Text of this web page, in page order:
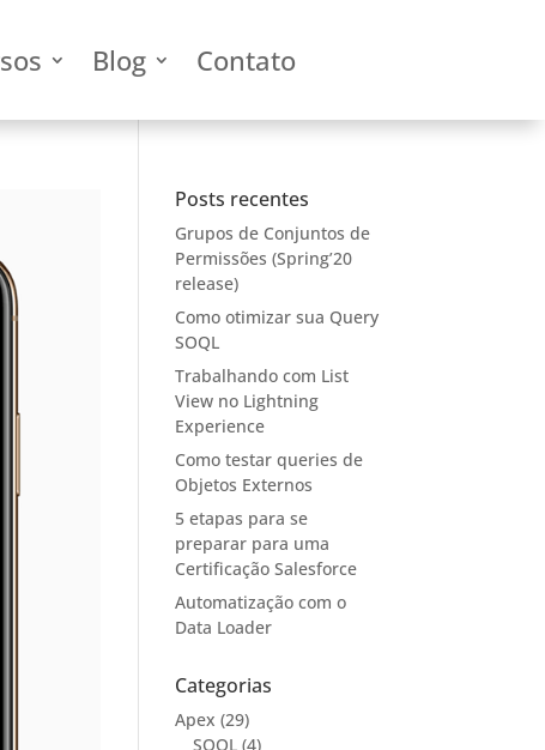
Blog Contato
Posts recentes
Grupos de Conjuntos de
Permissões (Spring’20
release)
Como otimizar sua Query
SOQL
Trabalhando com List
View no Lightning
Experience
Como testar queries de
Objetos Externos
5 etapas para se
preparar para uma
Certificação Salesforce
Automatização com o
Data Loader
Categorias
Apex (29)
SOQL (4)